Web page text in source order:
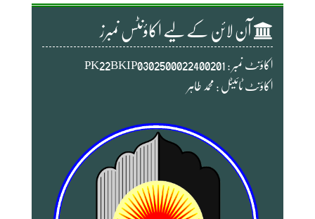
آن لائن کے لیے اکاؤنٹس نمبرز
اکاؤنٹ نمبر : PK22BKIP0302500022400201
اکاؤنٹ ٹائیٹل : محمد طاہر